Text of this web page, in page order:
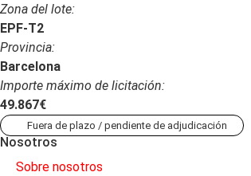
Zona del lote:
EPF-T2
Provincia:
Barcelona
Importe máximo de licitación:
49.867€
Fuera de plazo / pendiente de adjudicación
Nosotros
Sobre nosotros